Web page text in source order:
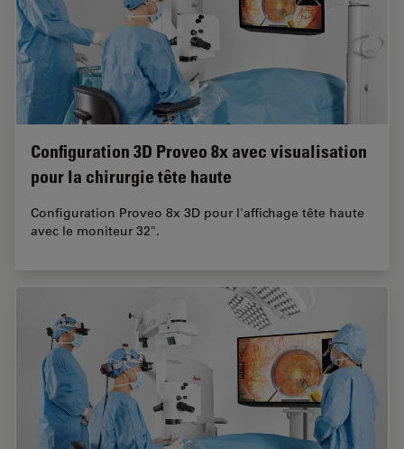
Configuration 3D Proveo 8x avec visualisation
pour la chirurgie tête haute
Configuration Proveo 8x 3D pour l'affichage tête haute
avec le moniteur 32".